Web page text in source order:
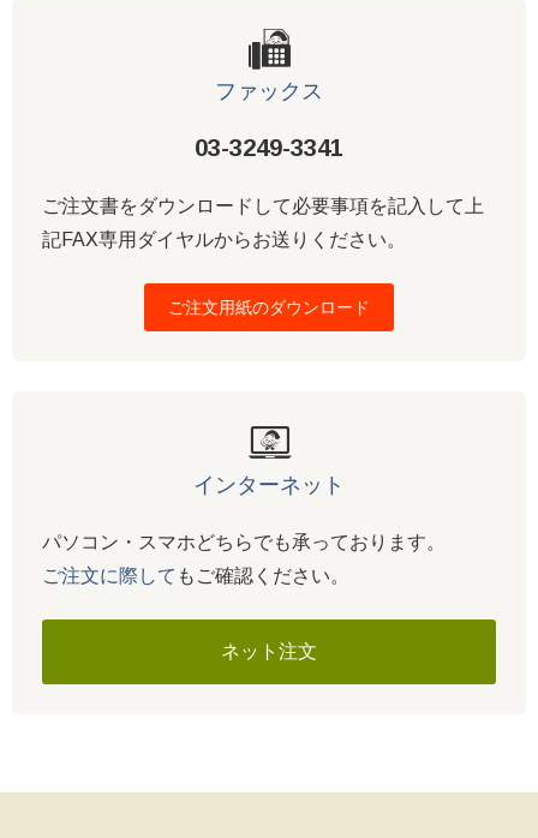
ファックス
03-3249-3341
ご注文書をダウンロードして必要事項を記入して上
記FAX専用ダイヤルからお送りください。
ご注文用紙のダウンロード
インターネット
パソコン・スマホどちらでも承っております。
ご注文に際して もご確認ください。
ネット注文